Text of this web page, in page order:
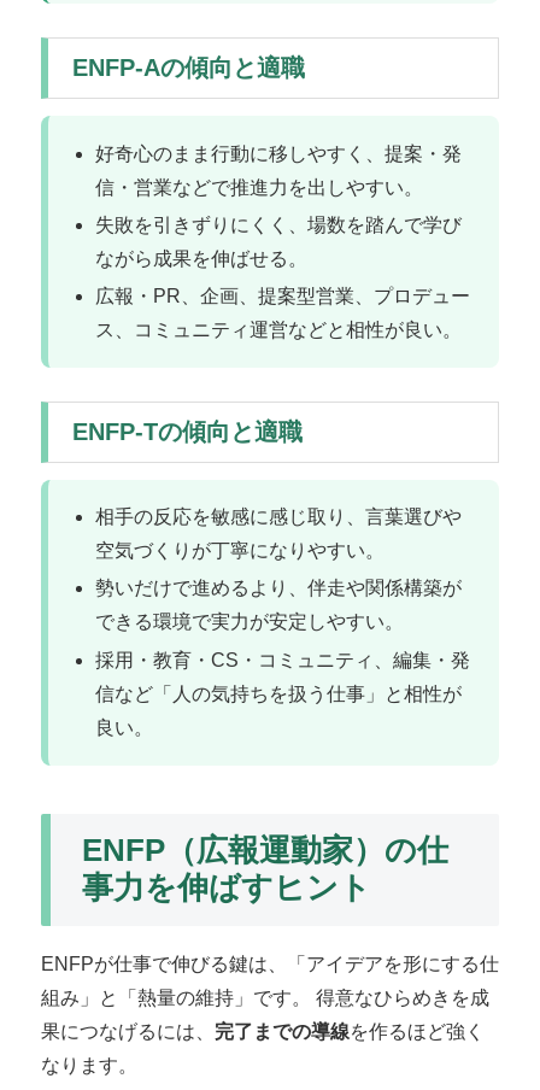
ENFP-Aの傾向と適職
好奇心のまま行動に移しやすく、提案・発
信・営業などで推進力を出しやすい。
失敗を引きずりにくく、場数を踏んで学び
ながら成果を伸ばせる。
広報・PR、企画、提案型営業、プロデュー
ス、コミュニティ運営などと相性が良い。
ENFP-Tの傾向と適職
相手の反応を敏感に感じ取り、言葉選びや
空気づくりが丁寧になりやすい。
勢いだけで進めるより、伴走や関係構築が
できる環境で実力が安定しやすい。
採用・教育・CS・コミュニティ、編集・発
信など「人の気持ちを扱う仕事」と相性が
良い。
ENFP（広報運動家）の仕
事力を伸ばすヒント
ENFPが仕事で伸びる鍵は、「アイデアを形にする仕
組み」と「熱量の維持」です。 得意なひらめきを成
果につなげるには、 完了までの導線を作るほど強く
なります。